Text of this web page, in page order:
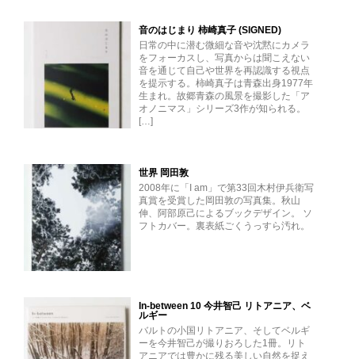
音のはじまり 柿崎真子 (SIGNED)
日常の中に潜む微細な音や沈黙にカメラ
をフォーカスし、写真からは聞こえない
音を通じて自己や世界を再認識する視点
を提示する。柿崎真子は青森出身1977年
生まれ。故郷青森の風景を撮影した「ア
オノニマス」シリーズ3作が知られる。
[…]
世界 岡田敦
2008年に「I am」で第33回木村伊兵衛写
真賞を受賞した岡田敦の写真集。秋山
伸、阿部原己によるブックデザイン。 ソ
フトカバー。裏表紙ごくうっすら汚れ。
In-between 10 今井智己 リトアニア、ベ
ルギー
バルトの小国リトアニア、そしてベルギ
ーを今井智己が撮りおろした1冊。リト
アニアでは豊かに残る美しい自然を捉え